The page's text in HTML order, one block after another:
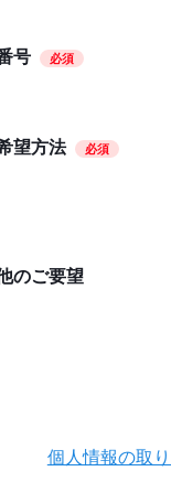
号 必須
望方法 必須
のご要望
個人情報の取